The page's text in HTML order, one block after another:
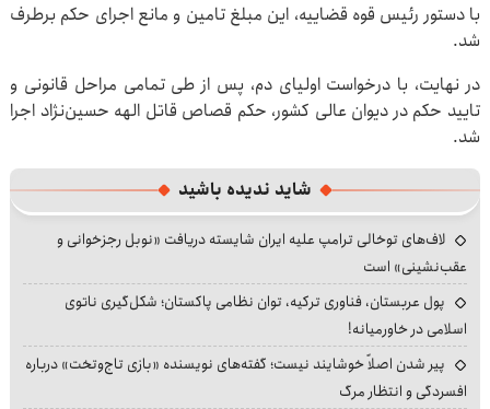
با دستور رئیس قوه قضاییه، این مبلغ تامین و مانع اجرای حکم برطرف
شد.
در نهایت، با درخواست اولیای دم، پس از طی تمامی مراحل قانونی و
تایید حکم در دیوان عالی کشور، حکم قصاص قاتل الهه حسین‌نژاد اجرا
شد.
شاید ندیده باشید
لاف‌های توخالی ترامپ علیه ایران شایسته دریافت «نوبل رجزخوانی و
عقب‌نشینی» است
پول عربستان، فناوری ترکیه، توان نظامی پاکستان؛ شکل‌گیری ناتوی
اسلامی در خاورمیانه!
پیر شدن اصلاً خوشایند نیست؛ گفته‌های نویسنده «بازی تاج‌وتخت» درباره
افسردگی و انتظار مرگ